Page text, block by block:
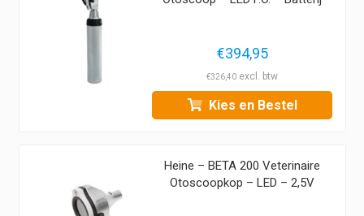
€394,95
€326,40
Kies en Bestel
Heine – BETA 200 Veterinaire
Otoscoopkop – LED – 2,5V